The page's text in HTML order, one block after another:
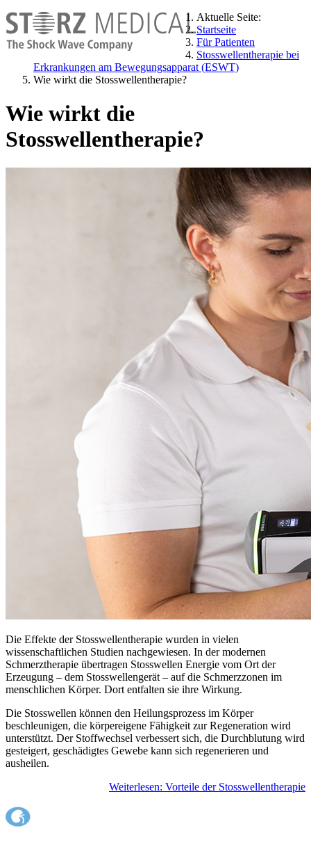
Aktuelle Seite:
Startseite
Für Patienten
Stosswellentherapie bei
Erkrankungen am Bewegungsapparat (ESWT)
Wie wirkt die Stosswellentherapie?
Wie wirkt die
Stosswellentherapie?
Die Effekte der Stosswellentherapie wurden in vielen
wissenschaftlichen Studien nachgewiesen. In der modernen
Schmerztherapie übertragen Stosswellen Energie vom Ort der
Erzeugung – dem Stosswellengerät – auf die Schmerzzonen im
menschlichen Körper. Dort entfalten sie ihre Wirkung.
Die Stosswellen können den Heilungsprozess im Körper
beschleunigen, die körpereigene Fähigkeit zur Regeneration wird
unterstützt. Der Stoffwechsel verbessert sich, die Durchblutung wird
gesteigert, geschädigtes Gewebe kann sich regenerieren und
ausheilen.
Weiterlesen: Vorteile der Stosswellentherapie